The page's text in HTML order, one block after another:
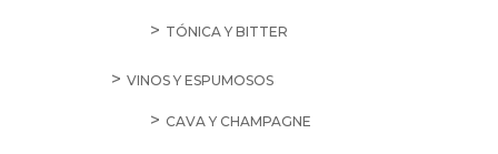
TÓNICA Y BITTER
VINOS Y ESPUMOSOS
CAVA Y CHAMPAGNE